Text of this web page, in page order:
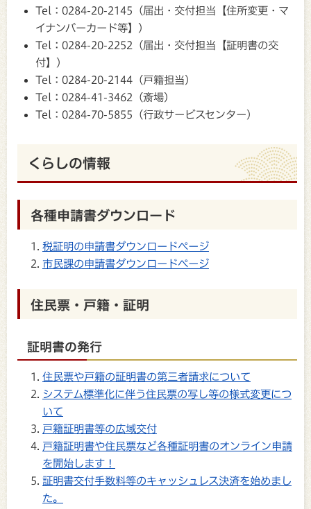
Tel：0284-20-2145（届出・交付担当【住所変更・マ
イナンバーカード等】）
Tel：0284-20-2252（届出・交付担当【証明書の交
付】）
Tel：0284-20-2144（戸籍担当）
Tel：0284-41-3462（斎場）
Tel：0284-70-5855（行政サービスセンター）
くらしの情報
各種申請書ダウンロード
税証明の申請書ダウンロードページ
市民課の申請書ダウンロードページ
住民票・戸籍・証明
証明書の発行
住民票や戸籍の証明書の第三者請求について
システム標準化に伴う住民票の写し等の様式変更につ
いて
戸籍証明書等の広域交付
戸籍証明書や住民票など各種証明書のオンライン申請
を開始します！
証明書交付手数料等のキャッシュレス決済を始めまし
た。